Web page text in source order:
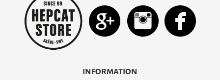
INFORMATION